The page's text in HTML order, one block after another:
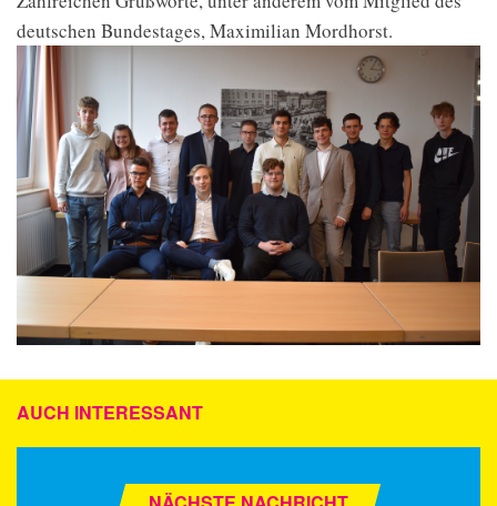
deutschen Bundestages, Maximilian Mordhorst.
AUCH INTERESSANT